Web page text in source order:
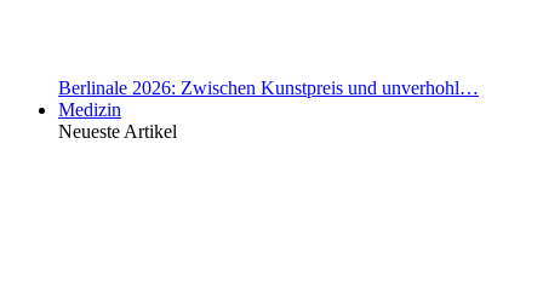
Berlinale 2026: Zwischen Kunstpreis und unverhohl…
Medizin
Neueste Artikel